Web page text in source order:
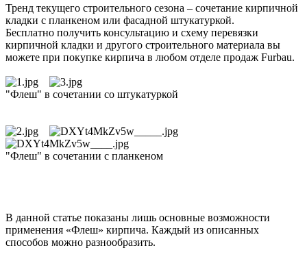
Тренд текущего строительного сезона – сочетание кирпичной
кладки с планкеном или фасадной штукатуркой.
Бесплатно получить консультацию и схему перевязки
кирпичной кладки и другого строительного материала вы
можете при покупке кирпича в любом отделе продаж Furbau.
"Флеш" в сочетании со штукатуркой
"Флеш" в сочетании с планкеном
В данной статье показаны лишь основные возможности
применения «Флеш» кирпича. Каждый из описанных
способов можно разнообразить.